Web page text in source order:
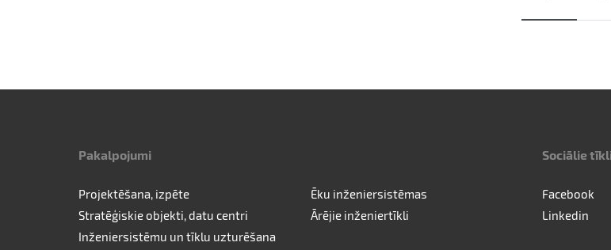
Pakalpojumi
Projektēšana, izpēte
Ēku inženiersistēmas
Stratēģiskie objekti, datu centri
Ārējie inženiertīkli
Inženiersistēmu un tīklu uzturēšana
Sociālie
Facebook
Linkedin